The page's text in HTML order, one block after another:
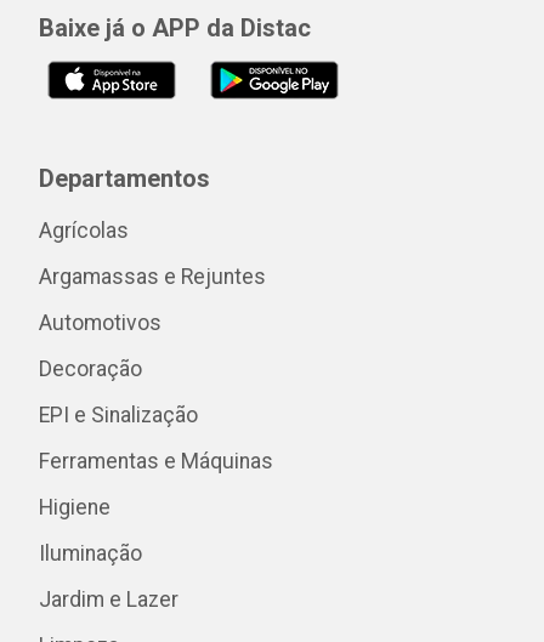
Baixe já o APP da Distac
Departamentos
Agrícolas
Argamassas e Rejuntes
Automotivos
Decoração
EPI e Sinalização
Ferramentas e Máquinas
Higiene
Iluminação
Jardim e Lazer